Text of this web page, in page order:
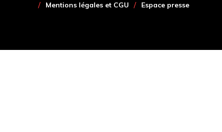
Mentions légales et CGU
Espace presse